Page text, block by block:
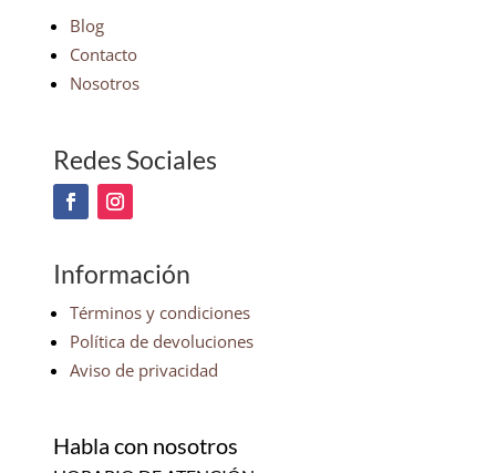
Blog
Contacto
Nosotros
Redes Sociales
Información
Términos y condiciones
Política de devoluciones
Aviso de privacidad
Habla con nosotros